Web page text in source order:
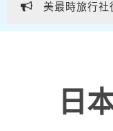
美最時旅行
官方管道聯繫。
受誤導或造成權
日